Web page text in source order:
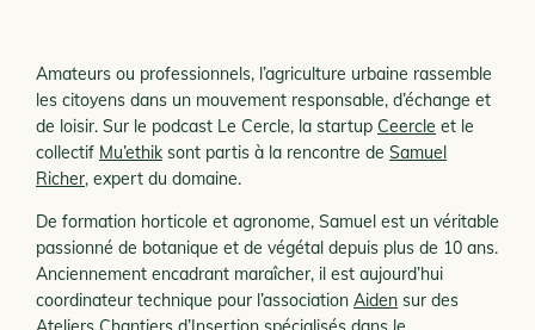
Amateurs ou professionnels, l’agriculture urbaine rassemble
les citoyens dans un mouvement responsable, d’échange et
de loisir. Sur le podcast Le Cercle, la startup Ceercle et le
collectif Mu’ethik sont partis à la rencontre de Samuel
Richer, expert du domaine.
De formation horticole et agronome, Samuel est un véritable
passionné de botanique et de végétal depuis plus de 10 ans.
Anciennement encadrant maraîcher, il est aujourd’hui
coordinateur technique pour l’association Aiden sur des